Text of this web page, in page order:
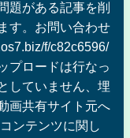
題がある記事を削
す。お問い合わせ
f/c82c6596/
プロードは行なっ
していません、埋
画共有サイト元へ
ンテンツに関し